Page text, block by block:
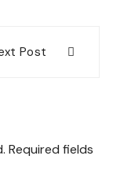
Post
Required fields